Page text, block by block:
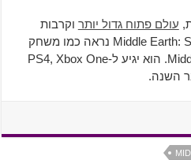
עולם פתוח גדול יותרוקרבות
ענקיים ואפיים, Middle Earth: Shadow of War נראה כמו משחק
שני ראוי ונכון לסדרת Middle Earth. הוא יגיע ל-PS4, Xbox One